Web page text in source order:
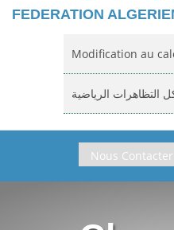
FEDERATION
Modification au
التظاهرات الرياضية
Domiciliation des